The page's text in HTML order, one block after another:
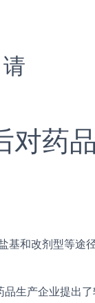
药
和改剂型等途
生产企业提出